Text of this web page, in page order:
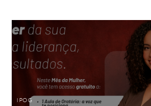
IPOG
oferece
aulas
gratuitas
de
oratória
e
Mês
daIPOG